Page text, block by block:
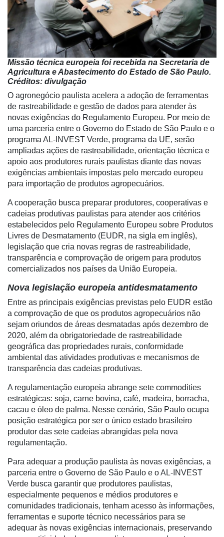
Cadastre-
se
Minha
Notícias
Destaque
Mercado
Troca
de
Cadeira
Artigos
Agenda
de
Precisão
Automação
e
Robótica
Conectividade
Missão técnica europeia foi recebida na Secretaria de
Agricultura e Abastecimento do Estado de São Paulo.
Créditos: divulgação
O agronegócio paulista acelera a adoção de ferramentas
de rastreabilidade e gestão de dados para atender às
novas exigências do Regulamento Europeu. Por meio de
uma parceria entre o Governo do Estado de São Paulo e o
programa AL-INVEST Verde, programa da UE, serão
ampliadas ações de rastreabilidade, orientação técnica e
apoio aos produtores rurais paulistas diante das novas
exigências ambientais impostas pelo mercado europeu
para importação de produtos agropecuários.
A cooperação busca preparar produtores, cooperativas e
cadeias produtivas paulistas para atender aos critérios
estabelecidos pelo Regulamento Europeu sobre Produtos
Livres de Desmatamento (EUDR, na sigla em inglês),
legislação que cria novas regras de rastreabilidade,
transparência e comprovação de origem para produtos
comercializados nos países da União Europeia.
Nova legislação europeia antidesmatamento
Entre as principais exigências previstas pelo EUDR estão
a comprovação de que os produtos agropecuários não
sejam oriundos de áreas desmatadas após dezembro de
2020, além da obrigatoriedade de rastreabilidade
geográfica das propriedades rurais, conformidade
ambiental das atividades produtivas e mecanismos de
transparência das cadeias produtivas.
A regulamentação europeia abrange sete commodities
estratégicas: soja, carne bovina, café, madeira, borracha,
cacau e óleo de palma. Nesse cenário, São Paulo ocupa
posição estratégica por ser o único estado brasileiro
produtor das sete cadeias abrangidas pela nova
regulamentação.
Para adequar a produção paulista às novas exigências, a
parceria entre o Governo de São Paulo e o AL-INVEST
Verde busca garantir que produtores paulistas,
especialmente pequenos e médios produtores e
comunidades tradicionais, tenham acesso às informações,
ferramentas e suporte técnico necessários para se
adequar às novas exigências internacionais, preservando